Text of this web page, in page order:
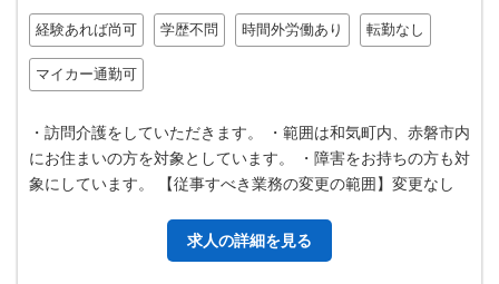
経験あれば尚可 学歴不問 時間外労働あり 転勤なし
マイカー通勤可
・訪問介護をしていただきます。 ・範囲は和気町内、赤磐市内
にお住まいの方を対象としています。 ・障害をお持ちの方も対
象にしています。 【従事すべき業務の変更の範囲】変更なし
求人の詳細を見る